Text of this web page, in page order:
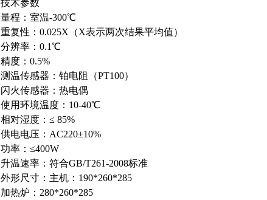
技术参数
量程：室温-300℃
重复性：0.025X（X表示两次结果平均值）
分辨率：0.1℃
精度：0.5%
测温传感器：铂电阻（PT100）
闪火传感器：热电偶
使用环境温度：10-40℃
相对湿度：≤ 85%
供电电压：AC220±10%
功率：≤400W
升温速率：符合GB/T261-2008标准
外形尺寸：主机：190*260*285
加热炉：280*260*285